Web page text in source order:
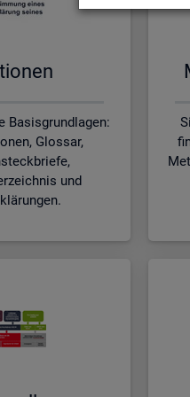
Basisgrundlagen:
Glossar,
und